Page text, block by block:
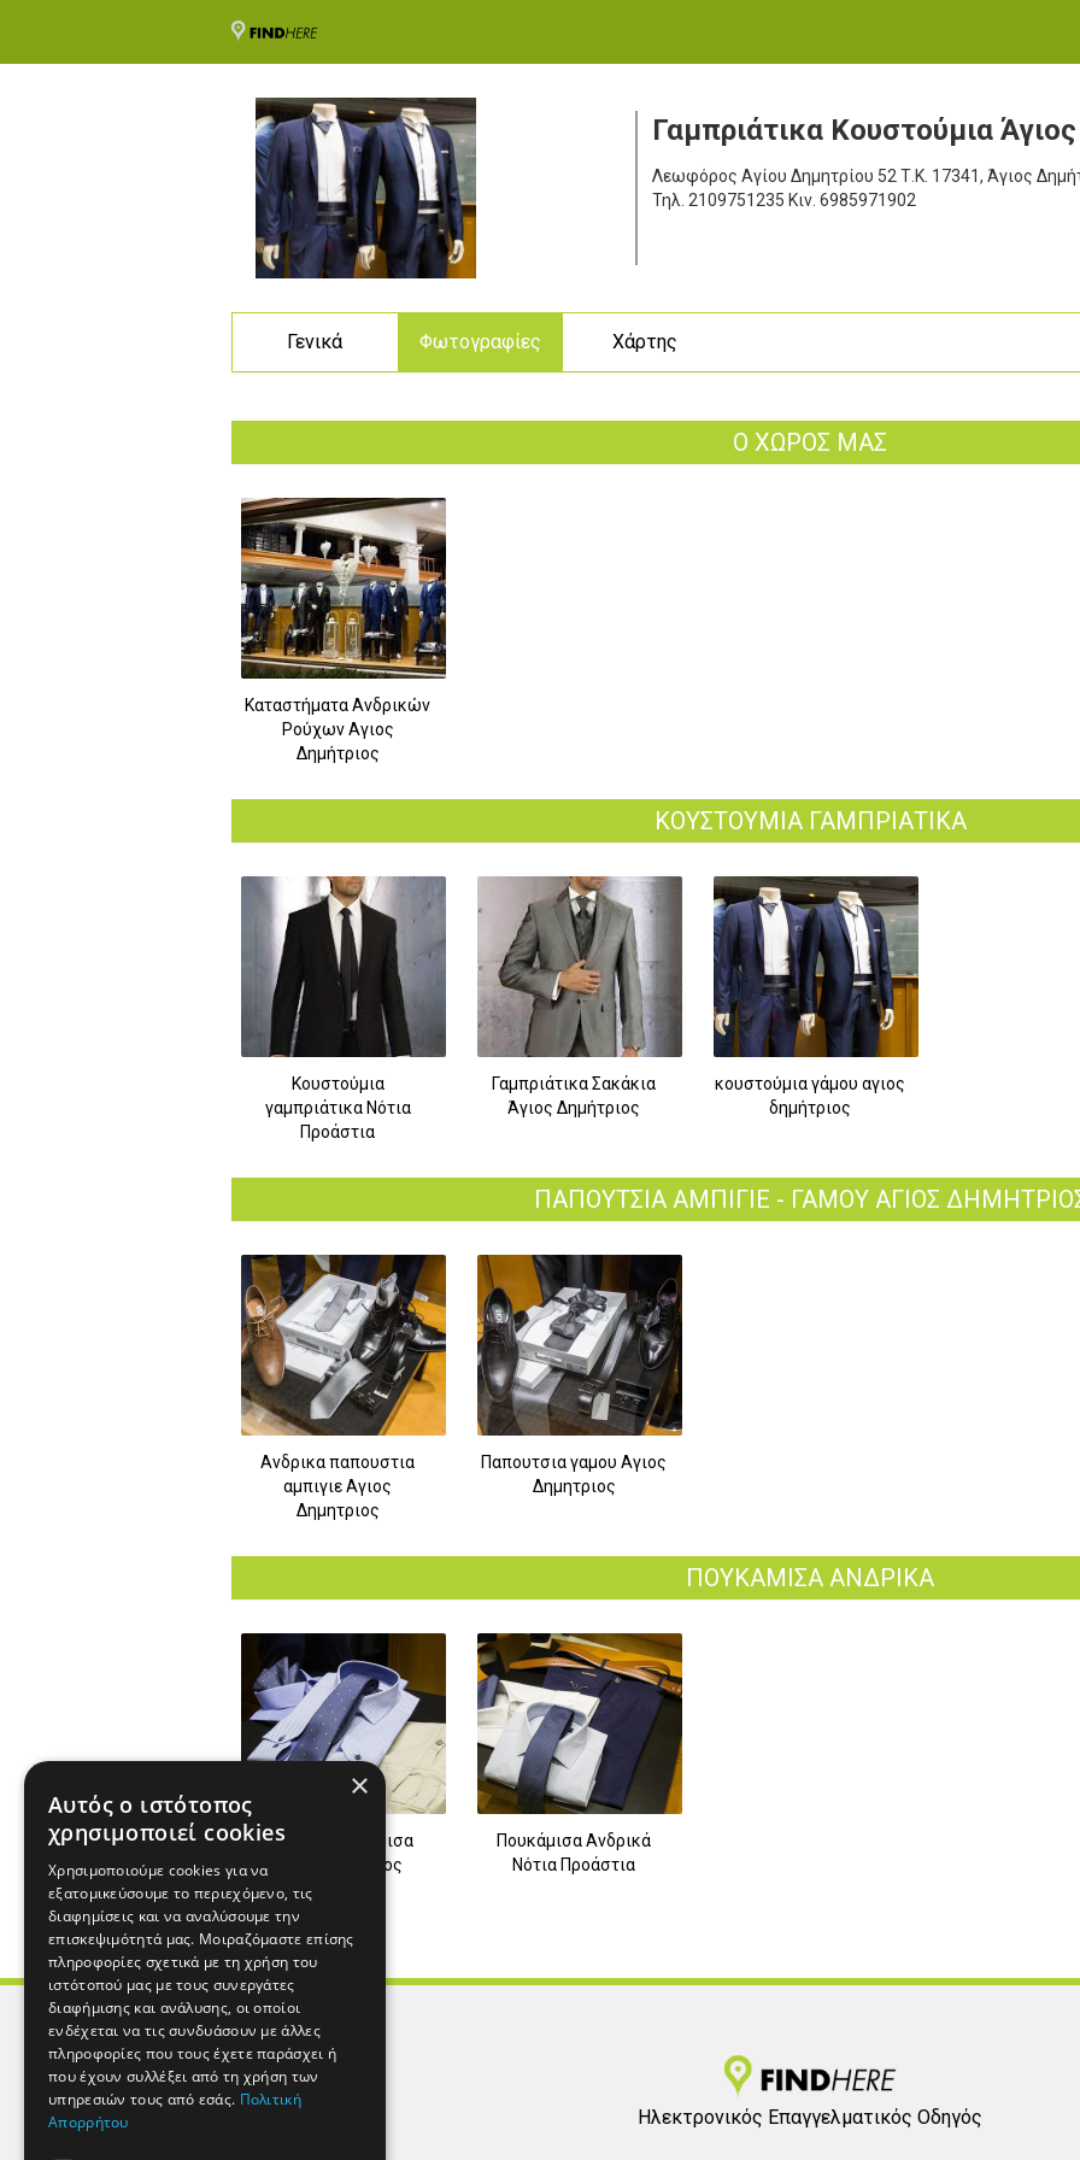
Γαμπριάτικα Κουστούμια
Λεωφόρος Αγίου Δημητρίου 52 Τ.Κ. 17341, Άγιος
Τηλ. 2109751235 Κιν. 6985971902
Γενικά Φωτογραφίες Χάρτης
Ο ΧΩΡΟΣ ΜΑΣ
Καταστήματα Ανδρικών
Ρούχων Αγιος
Δημήτριος
ΚΟΥΣΤΟΥΜΙΑ ΓΑΜΠΡΙΑΤΙΚΑ
Κουστούμια
γαμπριάτικα Νότια
Προάστια
Γαμπριάτικα Σακάκια
Άγιος Δημήτριος
κουστούμια γάμου αγιος
δημήτριος
ΠΑΠΟΥΤΣΙΑ ΑΜΠΙΓΙΕ - ΓΑΜΟΥ ΑΓΙΟΣ
Ανδρικα παπουστια
αμπιγιε Αγιος
Δημητριος
Παπουτσια γαμου Αγιος
Δημητριος
ΠΟΥΚΑΜΙΣΑ ΑΝΔΡΙΚΑ
ανδρικά πουκάμισα
άγιος δημήτριος
Πουκάμισα Ανδρικά
Νότια Προάστια
8
Ηλεκτρονικός Επαγγελματικός Οδηγός
×
Αυτός ο ιστότοπος
χρησιμοποιεί cookies
Χρησιμοποιούμε cookies για να
εξατομικεύσουμε το περιεχόμενο, τις
διαφημίσεις και να αναλύσουμε την
επισκεψιμότητά μας. Μοιραζόμαστε επίσης
πληροφορίες σχετικά με τη χρήση του
ιστότοπού μας με τους συνεργάτες
διαφήμισης και ανάλυσης, οι οποίοι
ενδέχεται να τις συνδυάσουν με άλλες
πληροφορίες που τους έχετε παράσχει ή
που έχουν συλλέξει από τη χρήση των
υπηρεσιών τους από εσάς. Πολιτική
Απορρήτου